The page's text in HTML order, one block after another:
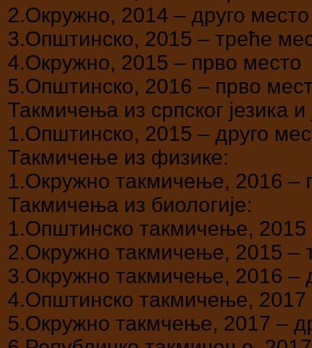
2.Окружно, 2014 – друго место
3.Општинско, 2015 – треће
4.Окружно, 2015 – прво место
5.Општинско, 2016 – прво
Такмичења из српског језика и
1.Општинско, 2015 – друго
Такмичење из физике:
1.Окружно такмичење, 2016 –
Такмичења из биологије:
1.Општинско такмичење, 2015
2.Окружно такмичење, 2015 –
3.Окружно такмичење, 2016 –
4.Општинско такмичење, 2017
5.Окружно такмчење, 2017 –